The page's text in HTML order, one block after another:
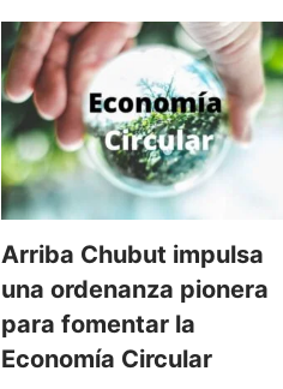
Arriba Chubut impulsa
una ordenanza pionera
para fomentar la
Economía Circular